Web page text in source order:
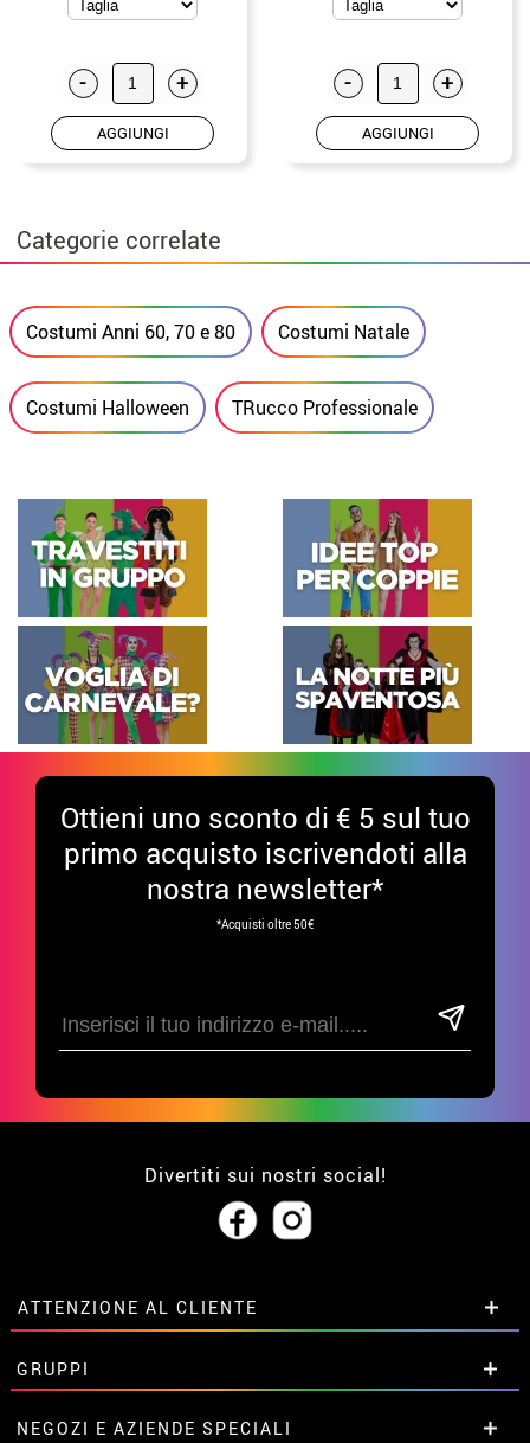
- +
AGGIUNGI
- +
AGGIUNGI
Categorie correlate
Costumi Anni 60, 70 e 80 Costumi Natale
Costumi Halloween TRucco Professionale
Ottieni uno sconto di € 5 sul tuo
primo acquisto iscrivendoti alla
nostra newsletter*
*Acquisti oltre 50€
Divertiti sui nostri social!
ATTENZIONE AL CLIENTE
• Su di noi
• Condizioni di vendita
• Avviso legale privacy
GRUPPI
Sconti speciali per gruppi.
NEGOZI E AZIENDE SPECIALI